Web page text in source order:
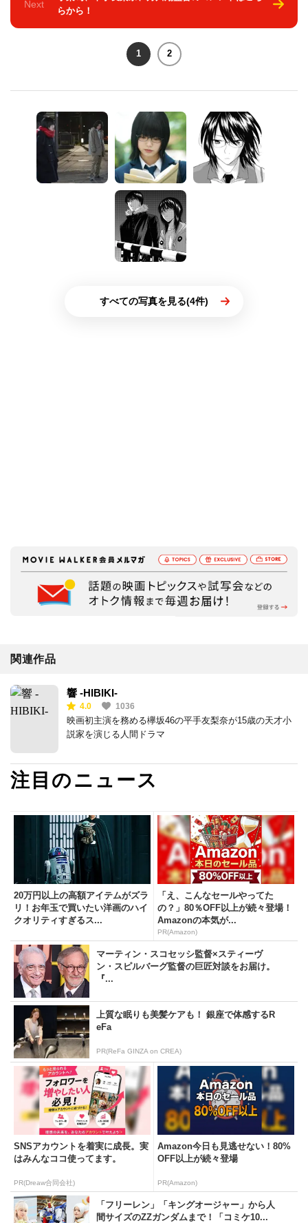
Next
らから！
1 2
すべての写真を見る(4件)
関連作品
響 -HIBIKI-
4.0 1036
映画初主演を務める欅坂46の平手友梨奈が15歳の天才小
説家を演じる人間ドラマ
注目のニュース
20万円以上の高額アイテムがズラ
リ！お年玉で買いたい洋画のハイ
クオリティすぎるス...
「え、こんなセールやってた
の？」80％OFF以上が続々登場！
Amazonの本気が...
PR(Amazon)
マーティン・スコセッシ監督×スティーヴ
ン・スピルバーグ監督の巨匠対談をお届け。
『...
上質な眠りも美髪ケアも！ 銀座で体感するR
eFa
PR(ReFa GINZA on CREA)
SNSアカウントを着実に成長。実
はみんなココ使ってます。
PR(Dreaw合同会社)
Amazon今日も見逃せない！80%
OFF以上が続々登場
PR(Amazon)
「フリーレン」「キングオージャー」から人
間サイズのZZガンダムまで！「コミケ10...